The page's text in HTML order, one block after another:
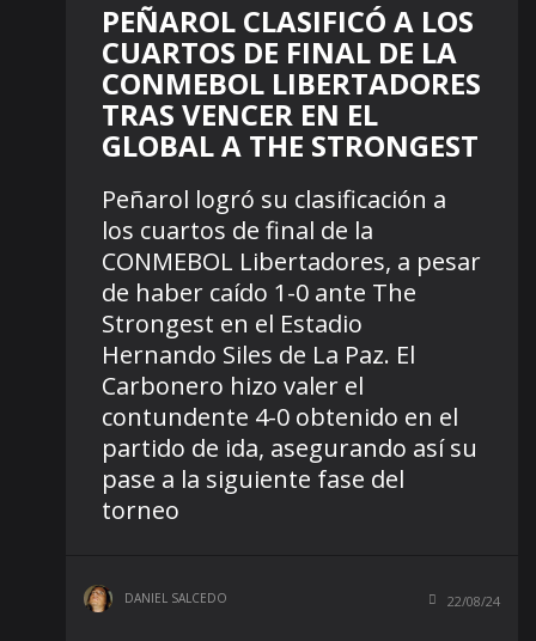
PEÑAROL CLASIFICÓ A LOS
CUARTOS DE FINAL DE LA
CONMEBOL LIBERTADORES
TRAS VENCER EN EL
GLOBAL A THE STRONGEST
Peñarol logró su clasificación a
los cuartos de final de la
CONMEBOL Libertadores, a pesar
de haber caído 1-0 ante The
Strongest en el Estadio
Hernando Siles de La Paz. El
Carbonero hizo valer el
contundente 4-0 obtenido en el
partido de ida, asegurando así su
pase a la siguiente fase del
torneo
DANIEL SALCEDO 22/08/24